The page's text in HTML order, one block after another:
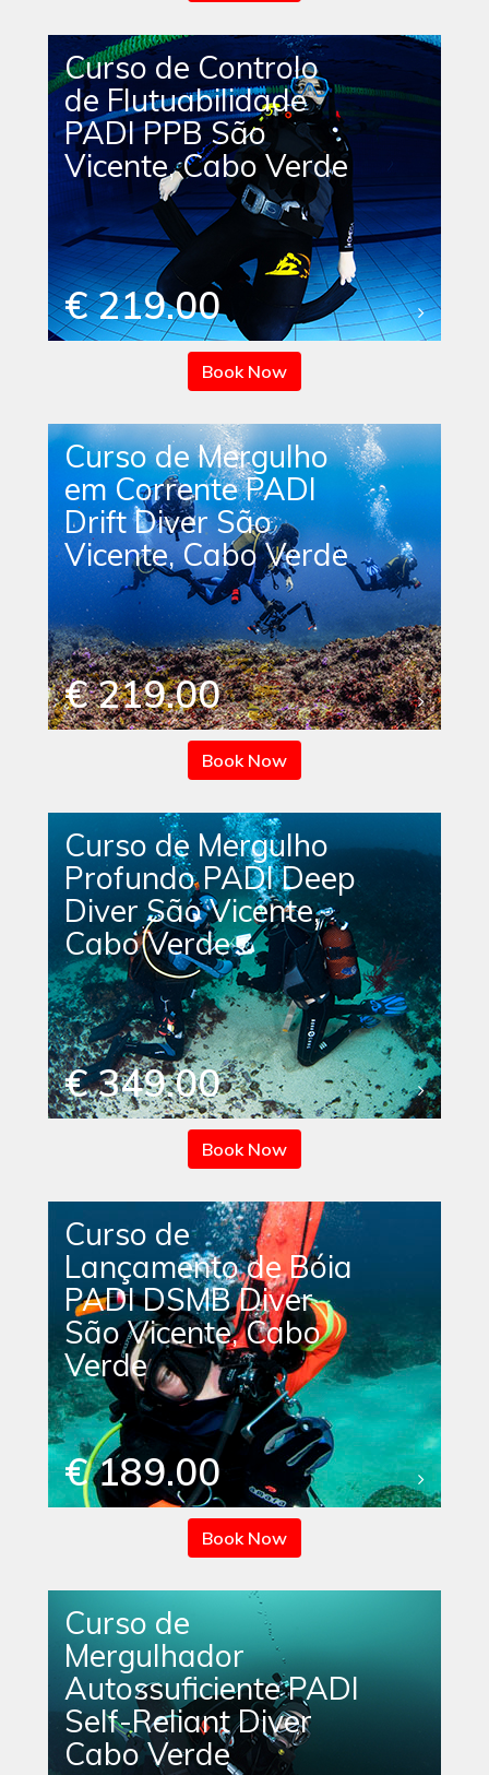
Curso de Controlo
de Flutuabilidade
PADI PPB São
Vicente, Cabo Verde
€ 219.00
Book Now
Curso de Mergulho
em Corrente PADI
Drift Diver São
Vicente, Cabo Verde
€ 219.00
Book Now
Curso de Mergulho
Profundo PADI Deep
Diver São Vicente,
Cabo Verde
€ 349.00
Book Now
Curso de
Lançamento de Bóia
PADI DSMB Diver
São Vicente, Cabo
Verde
€ 189.00
Book Now
Curso de
Mergulhador
Autossuficiente PADI
Self-Reliant Diver
Cabo Verde